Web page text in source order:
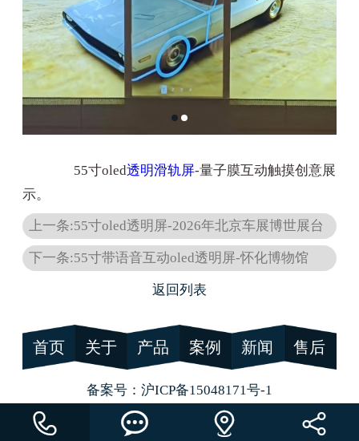
55寸oled透明滑轨屏-量子膜互动触摸创意展
示。
上一条:55寸oled透明屏-2026年北京车展博世展台
下一条:55寸带语音互动oled透明屏-怀化博物馆
返回列表
首页 关于 产品 案例 新闻 售后
备案号： 沪ICP备15048171号-1
   